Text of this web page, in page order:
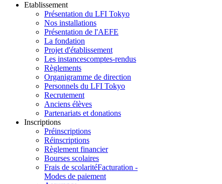
Etablissement
Présentation du LFI Tokyo
Nos installations
Présentation de l'AEFE
La fondation
Projet d'établissement
Les instancescomptes-rendus
Règlements
Organigramme de direction
Personnels du LFI Tokyo
Recrutement
Anciens élèves
Partenariats et donations
Inscriptions
Préinscriptions
Réinscriptions
Règlement financier
Bourses scolaires
Frais de scolaritéFacturation -
Modes de paiement